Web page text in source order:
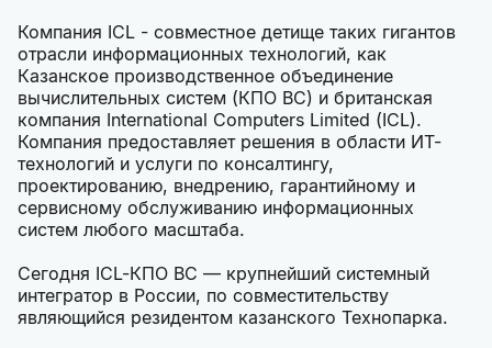
Компания ICL - совместное детище таких гигантов
отрасли информационных технологий, как
Казанское производственное объединение
вычислительных систем (КПО ВС) и британская
компания International Computers Limited (ICL).
Компания предоставляет решения в области ИТ-
технологий и услуги по консалтингу,
проектированию, внедрению, гарантийному и
сервисному обслуживанию информационных
систем любого масштаба.
Сегодня ICL-КПО ВС — крупнейший системный
интегратор в России, по совместительству
являющийся резидентом казанского Технопарка.